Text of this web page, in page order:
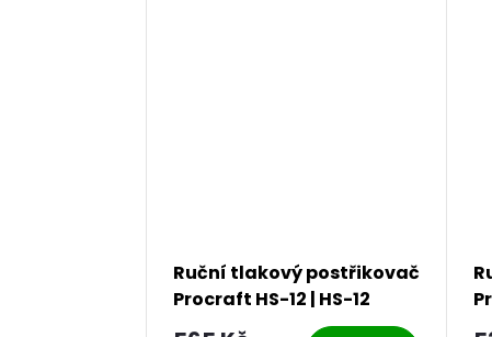
Ruční tlakový postřikovač
Procraft HS-12 | HS-12